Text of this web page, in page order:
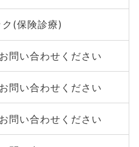
ク(保険診療)
問い合わせください
問い合わせください
問い合わせください